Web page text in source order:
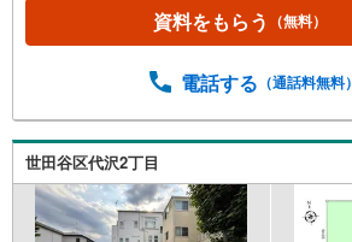
資料をもらう （無料）
電話する （通話料無料）
世田谷区代沢2丁目